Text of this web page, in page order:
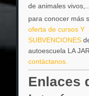
de animales vivos,...
para conocer más
oferta de cursos Y
SUBVENCIONES
autoescuela LA
contáctanos.
Enlaces